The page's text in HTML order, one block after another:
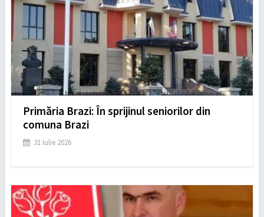
Primăria Brazi: În sprijinul seniorilor din
comuna Brazi
31 Iulie 2026